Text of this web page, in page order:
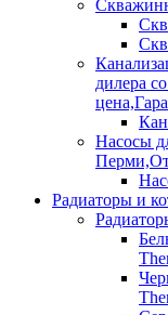
дилера
Насосы
Радиаторы и